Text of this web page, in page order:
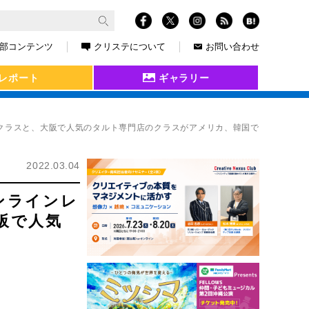
コンテンツ クリステについて お問い合わせ
ポート ギャラリー
スと、大阪で人気のタルト専門店のクラスがアメリカ、韓国で
2022.03.04
ラインレ
で人気